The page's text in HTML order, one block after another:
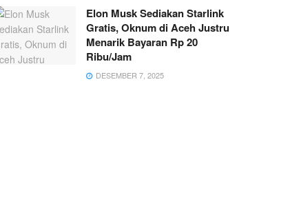
Elon Musk Sediakan Starlink
Gratis, Oknum di Aceh Justru
Menarik Bayaran Rp 20
Ribu/Jam
DESEMBER 7, 2025